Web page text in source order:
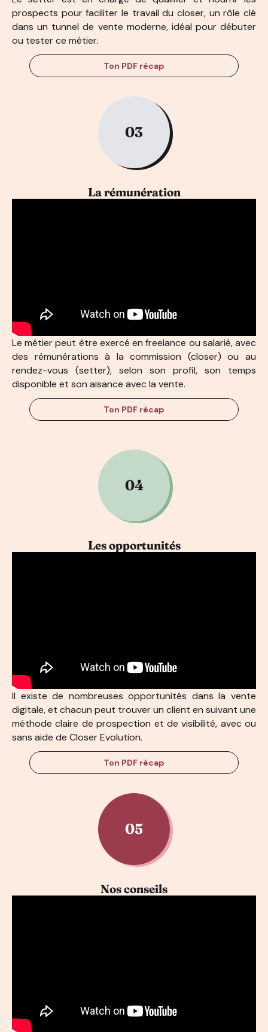
prospects pour faciliter le travail du closer, un rôle clé
dans un tunnel de vente moderne, idéal pour débuter
ou tester ce métier.
Ton PDF récap
03
La rémunération
Le métier peut être exercé en freelance ou salarié, avec
des rémunérations à la commission (closer) ou au
rendez-vous (setter), selon son profil, son temps
disponible et son aisance avec la vente.
Ton PDF récap
04
Les opportunités
Il existe de nombreuses opportunités dans la vente
digitale, et chacun peut trouver un client en suivant une
méthode claire de prospection et de visibilité, avec ou
sans aide de Closer Evolution.
Ton PDF récap
05
Nos conseils